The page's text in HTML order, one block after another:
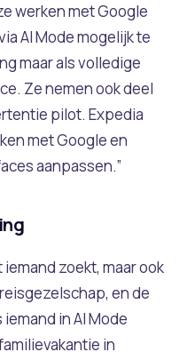
werken met Google
AI Mode mogelijk te
maar als volledige
Ze nemen ook deel
pilot. Expedia
met Google en
aanpassen.”
zoekt, maar ook
en de
in AI Mode
in